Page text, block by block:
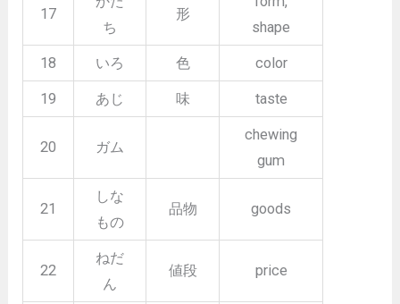
17
ち
形
shape
18 いろ 色 color
19 あじ 味 taste
20 ガム
chewing
gum
21
しな
もの
品物 goods
22
ねだ
ん
値段 price